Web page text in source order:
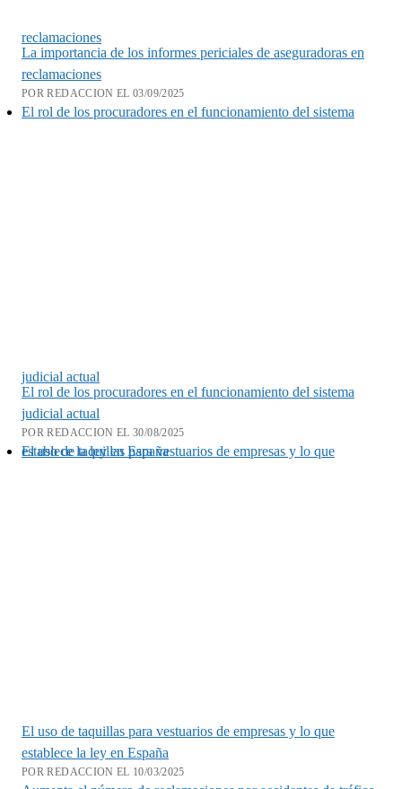
reclamaciones
La importancia de los informes periciales de aseguradoras en
reclamaciones
POR REDACCION EL 03/09/2025
El rol de los procuradores en el funcionamiento del sistema
judicial actual
El rol de los procuradores en el funcionamiento del sistema
judicial actual
POR REDACCION EL 30/08/2025
El uso de taquillas para vestuarios de empresas y lo que establece la ley en España
El uso de taquillas para vestuarios de empresas y lo que
establece la ley en España
POR REDACCION EL 10/03/2025